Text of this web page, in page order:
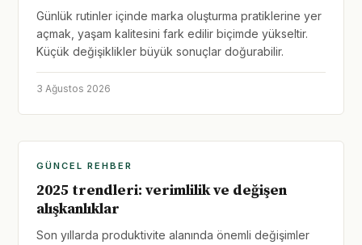
Günlük rutinler içinde marka oluşturma pratiklerine yer
açmak, yaşam kalitesini fark edilir biçimde yükseltir.
Küçük değişiklikler büyük sonuçlar doğurabilir.
3 Ağustos 2026
GÜNCEL REHBER
2025 trendleri: verimlilik ve değişen
alışkanlıklar
Son yıllarda produktivite alanında önemli değişimler